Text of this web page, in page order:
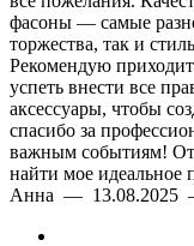
фасоны — самые
торжества, так и
Рекомендую
успеть внести все
аксессуары, чтобы
спасибо за
важным событиям!
найти мое идеальное
Анна — 13.08.2025